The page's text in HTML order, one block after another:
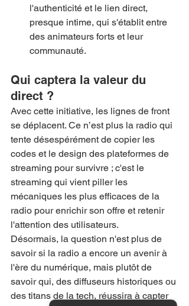
l'authenticité et le lien direct,
presque intime, qui s'établit entre
des animateurs forts et leur
communauté.
Qui captera la valeur du
direct ?
Avec cette initiative, les lignes de front
se déplacent. Ce n’est plus la radio qui
tente désespérément de copier les
codes et le design des plateformes de
streaming pour survivre ; c'est le
streaming qui vient piller les
mécaniques les plus efficaces de la
radio pour enrichir son offre et retenir
l'attention des utilisateurs.
Désormais, la question n'est plus de
savoir si la radio a encore un avenir à
l'ère du numérique, mais plutôt de
savoir qui, des diffuseurs historiques ou
des titans de la tech, réussira à capter